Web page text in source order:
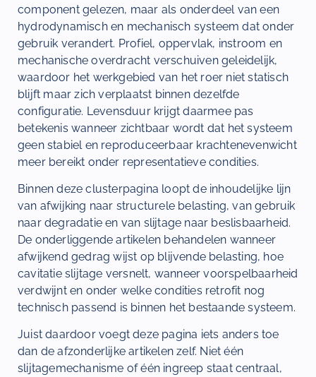
component gelezen, maar als onderdeel van een
hydrodynamisch en mechanisch systeem dat onder
gebruik verandert. Profiel, oppervlak, instroom en
mechanische overdracht verschuiven geleidelijk,
waardoor het werkgebied van het roer niet statisch
blijft maar zich verplaatst binnen dezelfde
configuratie. Levensduur krijgt daarmee pas
betekenis wanneer zichtbaar wordt dat het systeem
geen stabiel en reproduceerbaar krachtenevenwicht
meer bereikt onder representatieve condities.
Binnen deze clusterpagina loopt de inhoudelijke lijn
van afwijking naar structurele belasting, van gebruik
naar degradatie en van slijtage naar beslisbaarheid.
De onderliggende artikelen behandelen wanneer
afwijkend gedrag wijst op blijvende belasting, hoe
cavitatie slijtage versnelt, wanneer voorspelbaarheid
verdwijnt en onder welke condities retrofit nog
technisch passend is binnen het bestaande systeem.
Juist daardoor voegt deze pagina iets anders toe
dan de afzonderlijke artikelen zelf. Niet één
slijtagemechanisme of één ingreep staat centraal,